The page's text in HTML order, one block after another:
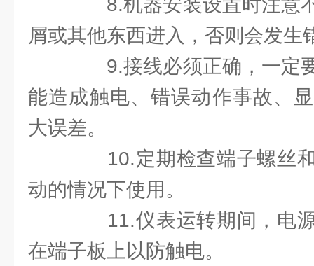
8.机器安装设置时注意
屑或其他东西进入，否则会发生
9.接线必须正确，一定
能造成触电、错误动作事故、
大误差。
10.定期检查端子螺丝和
动的情况下使用。
11.仪表运转期间，电源
在端子板上以防触电。